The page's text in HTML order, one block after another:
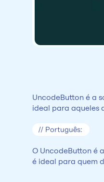
UncodeButton é a
ideal para aqueles
// Português:
O UncodeButton é
é ideal para quem